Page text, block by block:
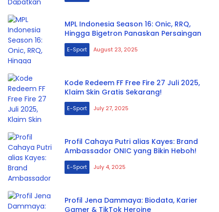
MPL Indonesia Season 16: Onic, RRQ,
Hingga Bigetron Panaskan Persaingan
E-Sport August 23, 2025
Kode Redeem FF Free Fire 27 Juli 2025,
Klaim Skin Gratis Sekarang!
E-Sport July 27, 2025
Profil Cahaya Putri alias Kayes: Brand
Ambassador ONIC yang Bikin Heboh!
E-Sport July 4, 2025
Profil Jena Dammaya: Biodata, Karier
Gamer & TikTok Heroine